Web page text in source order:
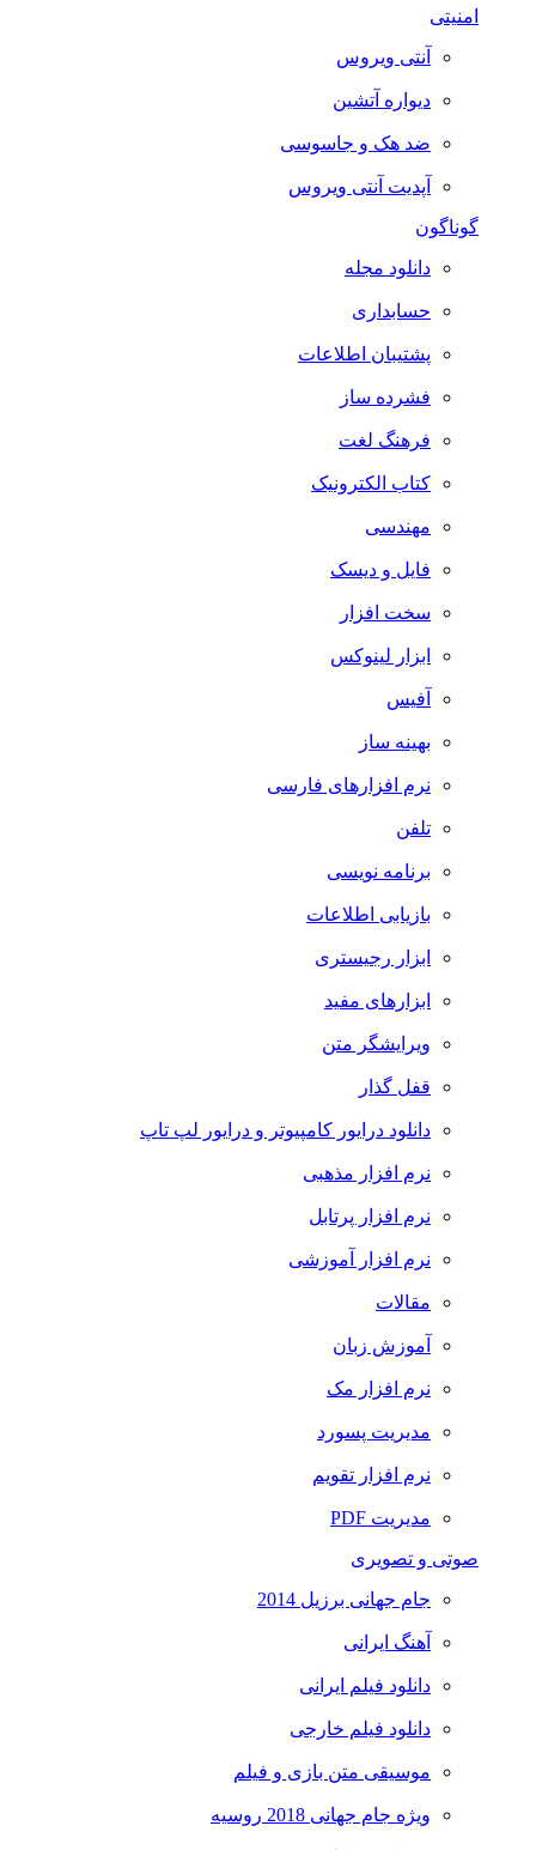
امنیتی
آنتی ویروس
دیواره آتشین
ضد هک و جاسوسی
آپدیت آنتی ویروس
گوناگون
دانلود مجله
حسابداری
پشتیبان اطلاعات
فشرده ساز
فرهنگ لغت
کتاب الکترونیک
مهندسی
فایل و دیسک
سخت افزار
ابزار لینوکس
آفیس
بهینه ساز
نرم افزارهای فارسی
تلفن
برنامه نویسی
بازیابی اطلاعات
ابزار رجیستری
ابزارهای مفید
ویرایشگر متن
قفل گذار
دانلود درایور کامپیوتر و درایور لپ تاپ
نرم افزار مذهبی
نرم افزار پرتابل
نرم افزار آموزشی
مقالات
آموزش زبان
نرم افزار مک
مدیریت پسورد
نرم افزار تقویم
مدیریت PDF
صوتی و تصویری
جام جهانی برزیل 2014
آهنگ ایرانی
دانلود فیلم ایرانی
دانلود فیلم خارجی
موسیقی متن بازی و فیلم
ویژه جام جهانی 2018 روسیه